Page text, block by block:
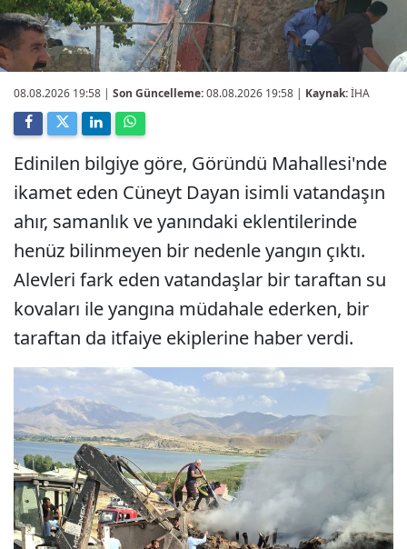
08.08.2026 19:58 | Son Güncelleme:08.08.2026 19:58 | Kaynak:İHA
Edinilen bilgiye göre, Göründü Mahallesi'nde
ikamet eden Cüneyt Dayan isimli vatandaşın
ahır, samanlık ve yanındaki eklentilerinde
henüz bilinmeyen bir nedenle yangın çıktı.
Alevleri fark eden vatandaşlar bir taraftan su
kovaları ile yangına müdahale ederken, bir
taraftan da itfaiye ekiplerine haber verdi.